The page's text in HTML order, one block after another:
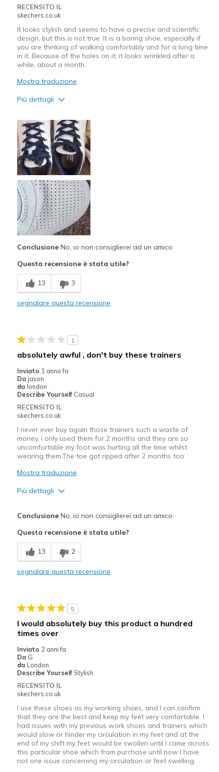
RECENSITO IL
skechers.co.uk
It looks stylish and seems to have a precise and scientific
design, but this is not true. It is a boring shoe, especially if
you are thinking of walking comfortably and for a long time
in it. Because of the holes on it, it looks wrinkled after a
while, about a month.
Mostra traduzione
Più dettagli
Attractive Design
Migliori Utilizzi:
Casual Wear
View On Shoes I'm Into Shoes
ConclusioneNo, io non consiglierei ad un amico
Questa recensione è stata utile?
13 3
segnalare questa recensione
1
absolutely awful , don't buy these trainers
Inviato 1 anno fa
Da jason
da london
Describe Yourself Casual
RECENSITO IL
skechers.co.uk
I never ever buy again those trainers such a waste of
money, i only used them for 2 months and they are so
uncomfortable my foot was hurting all the time whilst
wearing them.The toe got ripped after 2 months too
Mostra traduzione
Più dettagli
Poor Quality
View On Shoes Shoes are for Wearing
ConclusioneNo, io non consiglierei ad un amico
Questa recensione è stata utile?
13 2
segnalare questa recensione
5
I would absolutely buy this product a hundred
times over
Inviato 2 anni fa
Da G
da London
Describe Yourself Stylish
RECENSITO IL
skechers.co.uk
I use these shoes as my working shoes, and I can confirm
that they are the best and keep my feet very comfortable. I
had issues with my previous work shoes and trainers which
would slow or hinder my circulation in my feet and at the
end of my shift my feet would be swollen until I came across
this particular shoe which from purchase until now I have
not one issue concerning my circulation or feet swelling.